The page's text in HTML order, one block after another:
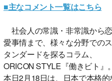
■主なコメント一覧はこちら
社会人の常識・非常識から恋
愛事情まで、様々な分野でのス
タンダードを探るコラム、
ORICON STYLE『働きビト』。
本日2月18日は、日本で本格的